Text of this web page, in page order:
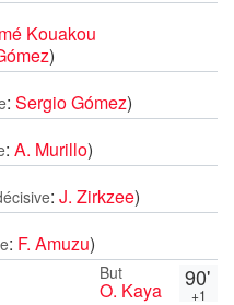
Kouakou
)
: Sergio Gómez)
: A. Murillo)
: J. Zirkzee)
: F. Amuzu)
90'
+1
But
O. Kaya